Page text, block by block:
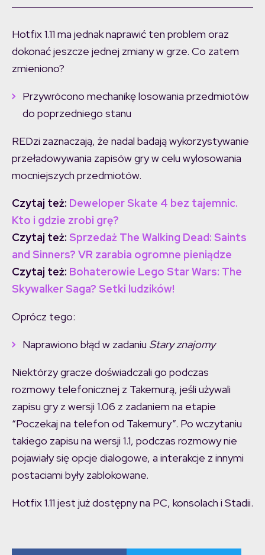
Hotfix 1.11 ma jednak naprawić ten problem oraz
dokonać jeszcze jednej zmiany w grze. Co zatem
zmieniono?
Przywrócono mechanikę losowania przedmiotów
do poprzedniego stanu
REDzi zaznaczają, że nadal badają wykorzystywanie
przeładowywania zapisów gry w celu wylosowania
mocniejszych przedmiotów.
Czytaj też: Deweloper Skate 4 bez tajemnic.
Kto i gdzie zrobi grę?
Czytaj też: Sprzedaż The Walking Dead: Saints
and Sinners? VR zarabia ogromne pieniądze
Czytaj też: Bohaterowie Lego Star Wars: The
Skywalker Saga? Setki ludzików!
Oprócz tego:
Naprawiono błąd w zadaniu Stary znajomy
Niektórzy gracze doświadczali go podczas
rozmowy telefonicznej z Takemurą, jeśli używali
zapisu gry z wersji 1.06 z zadaniem na etapie
“Poczekaj na telefon od Takemury”. Po wczytaniu
takiego zapisu na wersji 1.1, podczas rozmowy nie
pojawiały się opcje dialogowe, a interakcje z innymi
postaciami były zablokowane.
Hotfix 1.11 jest już dostępny na PC, konsolach i Stadii.